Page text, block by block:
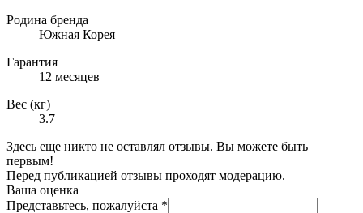
Родина бренда
Южная Корея
Гарантия
12 месяцев
Вес (кг)
3.7
Здесь еще никто не оставлял отзывы. Вы можете быть
первым!
Перед публикацией отзывы проходят модерацию.
Ваша оценка
Представьтесь, пожалуйста *